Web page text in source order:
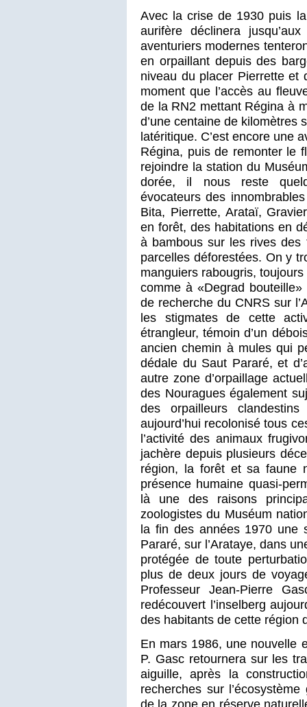
Avec la crise de 1930 puis
aurifère déclinera
aventuriers modernes
en orpaillant depuis des
niveau du placer Pierrette et
moment que l’accès au
de la RN2 mettant Régina à
d’une centaine de kilomètres
latéritique. C’est encore une
Régina, puis de remonter le
rejoindre la station du
dorée, il nous reste
évocateurs des
Bita, Pierrette, Arataï,
en forêt, des habitations en
à bambous sur les rives des
parcelles déforestées. On y
manguiers rabougris,
comme à «Degrad
de recherche du CNRS sur
les stigmates de cette
étrangleur, témoin d’un
ancien chemin à mules qui
dédale du Saut Pararé, et
autre zone d’orpaillage
des Nouragues également
des orpailleurs
aujourd’hui recolonisé tous
l’activité des animaux
jachère depuis plusieurs
région, la forêt et sa faune
présence humaine quasi-
là une des raisons
zoologistes du Muséum
la fin des années 1970 une
Pararé, sur l’Arataye, dans
protégée de toute
plus de deux jours de
Professeur Jean-Pierre
redécouvert l’inselberg
des habitants de cette région
En mars 1986, une nouvelle
P. Gasc retournera sur les
aiguille, après la
recherches sur
de la zone en réserve